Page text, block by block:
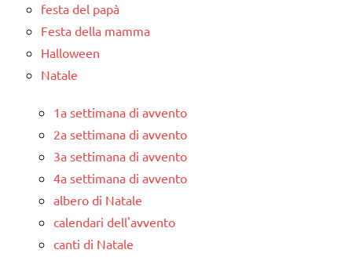
festa del papà
Festa della mamma
Halloween
Natale
1a settimana di avvento
2a settimana di avvento
3a settimana di avvento
4a settimana di avvento
albero di Natale
calendari dell'avvento
canti di Natale